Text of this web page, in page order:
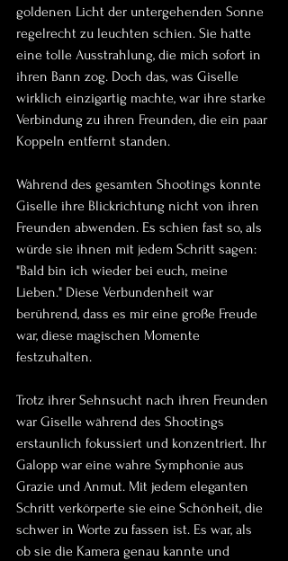
goldenen Licht der untergehenden Sonne
regelrecht zu leuchten schien. Sie hatte
eine tolle Ausstrahlung, die mich sofort in
ihren Bann zog. Doch das, was Giselle
wirklich einzigartig machte, war ihre starke
Verbindung zu ihren Freunden, die ein paar
Koppeln entfernt standen.
Während des gesamten Shootings konnte
Giselle ihre Blickrichtung nicht von ihren
Freunden abwenden. Es schien fast so, als
würde sie ihnen mit jedem Schritt sagen:
"Bald bin ich wieder bei euch, meine
Lieben." Diese Verbundenheit war
berührend, dass es mir eine große Freude
war, diese magischen Momente
festzuhalten.
Trotz ihrer Sehnsucht nach ihren Freunden
war Giselle während des Shootings
erstaunlich fokussiert und konzentriert. Ihr
Galopp war eine wahre Symphonie aus
Grazie und Anmut. Mit jedem eleganten
Schritt verkörperte sie eine Schönheit, die
schwer in Worte zu fassen ist. Es war, als
ob sie die Kamera genau kannte und